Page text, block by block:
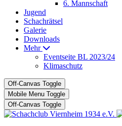
6. Mannschaft
Jugend
Schachrätsel
Galerie
Downloads
Mehr
Eventseite BL 2023/24
Klimaschutz
Off-Canvas Toggle
Mobile Menu Toggle
Off-Canvas Toggle